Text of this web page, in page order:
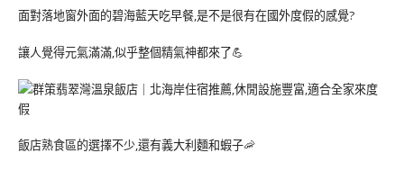
面對落地窗外面的碧海藍天吃早餐,是不是很有在國外度假的感覺?
讓人覺得元氣滿滿,似乎整個精氣神都來了💪
飯店熟食區的選擇不少,還有義大利麵和蝦子🦐